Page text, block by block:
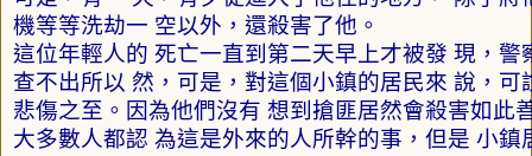
機等等洗劫一 空以外，還殺害了他。
這位年輕人的 死亡一直到第二天早上才被發 現，警
查不出所以 然，可是，對這個小鎮的居民來 說，可
悲傷之至。因為他們沒有 想到搶匪居然會殺害如此
大多數人都認 為這是外來的人所幹的事，但是 小鎮